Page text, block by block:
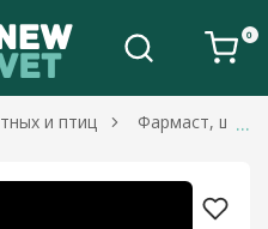
0
и птиц Фармаст,